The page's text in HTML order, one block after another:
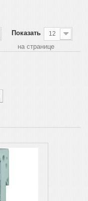
Показать 12
на странице